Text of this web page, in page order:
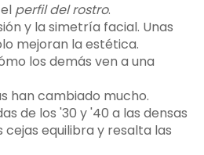
perfil del rostro.
y la simetría facial. Unas
mejoran la estética.
los demás ven a una
han cambiado mucho.
de los '30 y '40 a las densas
cejas equilibra y resalta las